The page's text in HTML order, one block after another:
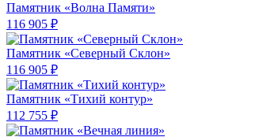
Памятник «Волна Памяти»
116 905 ₽
Памятник «Северный Склон»
116 905 ₽
Памятник «Тихий контур»
112 755 ₽